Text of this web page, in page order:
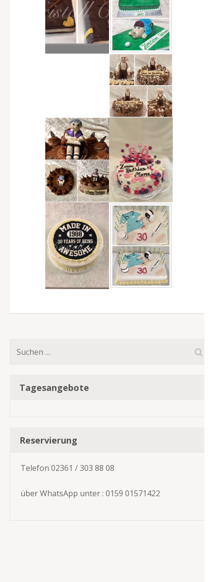
Suchen
Tagesangebote
Reservierung
Telefon 02361 / 303 88 08
über WhatsApp unter : 0159 01571422